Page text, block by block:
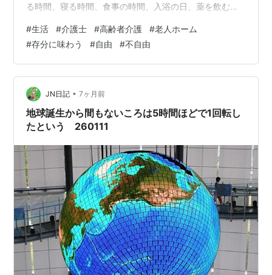
る時間、寝る時間、食事の時間、入浴の日、薬を飲む時
に選べることは決して多くない。 「今日は外に出たい
な」 そう言われても、職員の人数や安全面の都合で叶え
られないこともある。 「夜更かししたい」 そう言われて
も、見守りの体制を考えると難しいこともある。 そのた
びに、私は胸の奥が少しだけ痛くなる。 ある日、入居者
様の男性がぽつりとつぶやいた。 「…
#生活 #介護士 #高齢者介護 #老人ホーム
#存分に味わう #自由 #不自由
JN日記 • 7ヶ月前
地球誕生から間もないころは5時間ほどで1回転し
たという 260111